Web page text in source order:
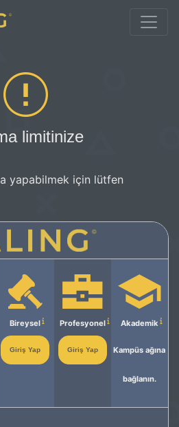
limitinize
yapabilmek için lütfen
Bireysel
Giriş Yap
Profesyonel
Giriş Yap
Akademik
Kampüs ağına
bağlanın.